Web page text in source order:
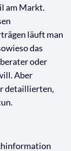
am Markt.
läuft man
das
oder
Aber
detaillierten,